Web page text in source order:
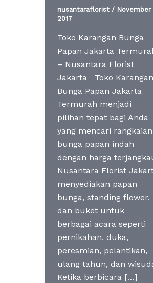
nusantaraflorist / November
2017
Toko Karangan Bunga
Papan Jakarta
– Nusantara Florist
Jakarta Toko Karangan
Bunga Papan Jakarta
Termurah menjadi
pilihan tepat bagi Anda
yang mencari rangkaian
bunga papan indah
dengan harga
Nusantara Florist
menyediakan papan
bunga, standing flower,
dan buket untuk
berbagai acara seperti
pernikahan, duka,
peresmian, pelantikan,
ulang tahun, dan
Ketika berbicara […]